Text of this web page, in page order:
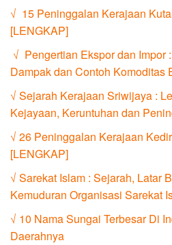
√ 15 Peninggalan Kerajaan
[LENGKAP]
√ Pengertian Ekspor dan Impor
Dampak dan Contoh Komoditas
√ Sejarah Kerajaan Sriwijaya :
Kejayaan, Keruntuhan dan
√ 26 Peninggalan Kerajaan
[LENGKAP]
√ Sarekat Islam : Sejarah, Latar
Kemuduran Organisasi Sarekat
√ 10 Nama Sungai Terbesar Di
Daerahnya